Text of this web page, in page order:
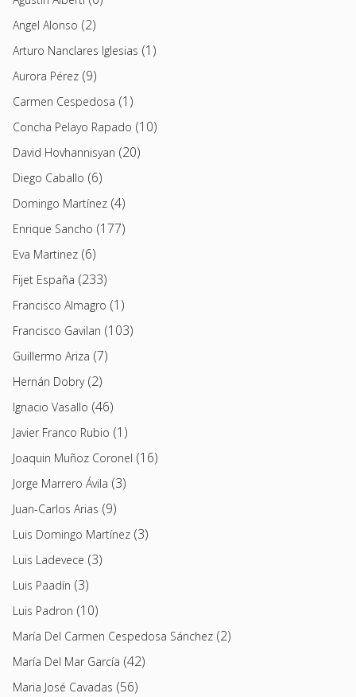
Angel Alonso (2)
Arturo Nanclares Iglesias (1)
Aurora Pérez (9)
Carmen Cespedosa (1)
Concha Pelayo Rapado (10)
David Hovhannisyan (20)
Diego Caballo (6)
Domingo Martínez (4)
Enrique Sancho (177)
Eva Martinez (6)
Fijet España (233)
Francisco Almagro (1)
Francisco Gavilan (103)
Guillermo Ariza (7)
Hernán Dobry(2)
Ignacio Vasallo (46)
Javier Franco Rubio (1)
Joaquin Muñoz Coronel (16)
Jorge Marrero Ávila (3)
Juan-Carlos Arias (9)
Luis Domingo Martínez (3)
Luis Ladevece (3)
Luis Paadín (3)
Luis Padron (10)
María Del Carmen Cespedosa Sánchez (2)
María Del Mar García (42)
Maria José Cavadas (56)